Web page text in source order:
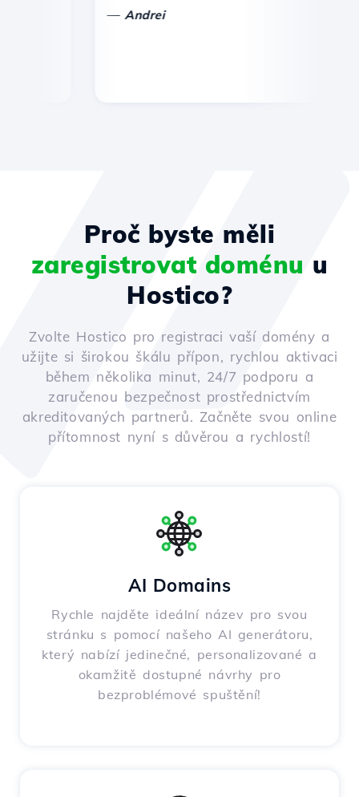
Andrei
Proč byste měli
zaregistrovat doménu u
Hostico?
Zvolte Hostico pro registraci vaší domény a
užijte si širokou škálu přípon, rychlou aktivaci
během několika minut, 24/7 podporu a
zaručenou bezpečnost prostřednictvím
akreditovaných partnerů. Začněte svou online
přítomnost nyní s důvěrou a rychlostí!
AI Domains
Rychle najděte ideální název pro svou
stránku s pomocí našeho AI generátoru,
který nabízí jedinečné, personalizované a
okamžitě dostupné návrhy pro
bezproblémové spuštění!